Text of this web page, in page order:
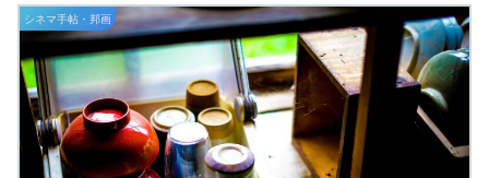
シネマ手帖・邦画